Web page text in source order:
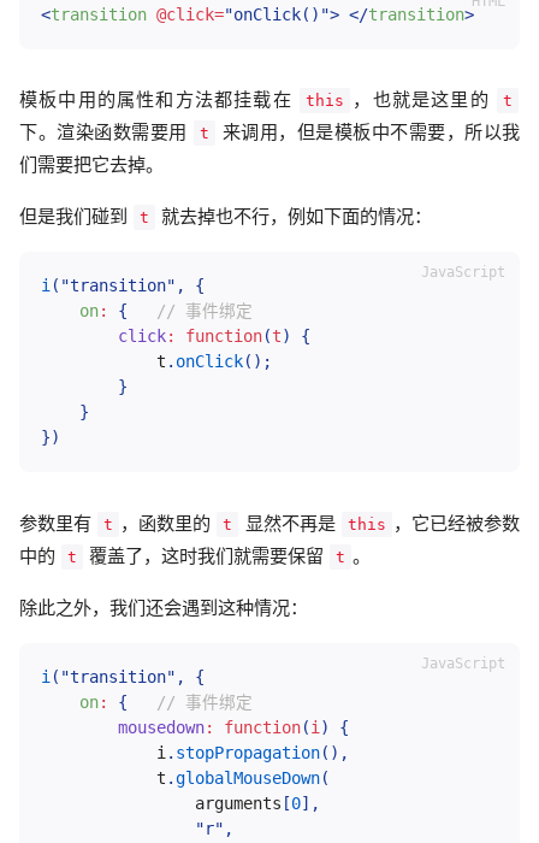
<transition @click="onClick() "> </transition>
模板中用的属性和方法都挂载在 this ，也就是这里的 t
下。渲染函数需要用 t
来调用，但是模板中不需要，所以我
们需要把它去掉。
但是我们碰到 t 就去掉也不行，例如下面的情况：
i( "transition" ,
{
on: {
// 事件绑定
click: function(t)
{
            t
. onClick( ) ;
}
}
})
参数里有 t ，函数里的 t 显然不再是 this ，它已经被参数
中的
t 覆盖了，这时我们就需要保留 t 。
除此之外，我们还会遇到这种情况：
i ( "transition" ,
{
on: {
// 事件绑定
mousedown: function(i )
{
            i
. stopPropagation( ) ,
            t
.globalMouseDown(
                arguments
[0] ,
"r" ,